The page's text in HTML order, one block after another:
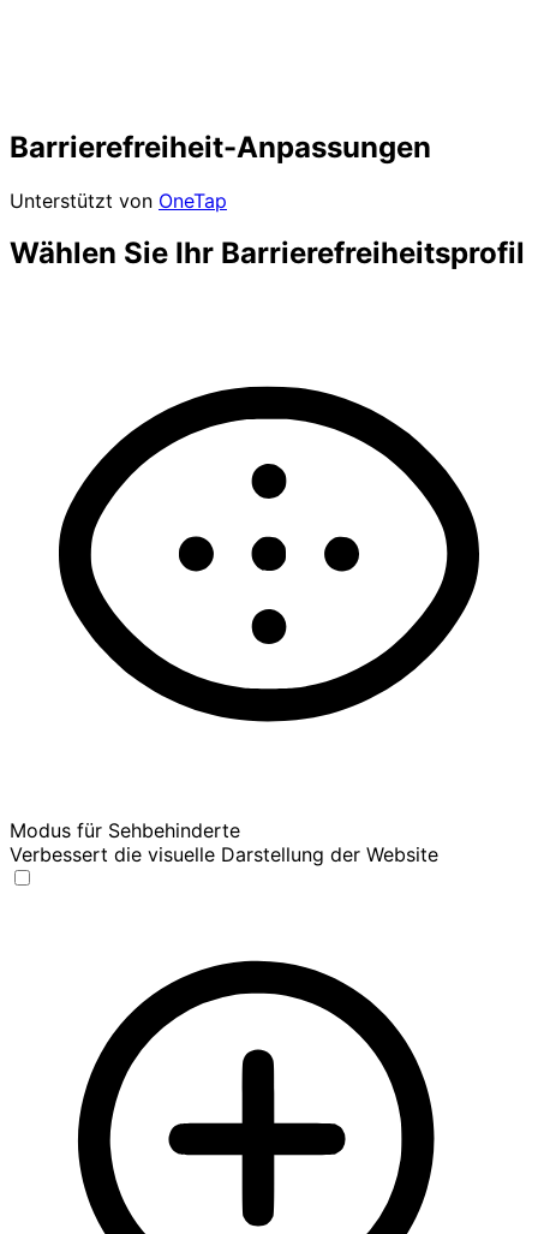
Barrierefreiheit-Anpassungen
Unterstützt von OneTap
Wählen Sie Ihr Barrierefreiheitsprofil
Modus für Sehbehinderte
Verbessert die visuelle Darstellung der Website